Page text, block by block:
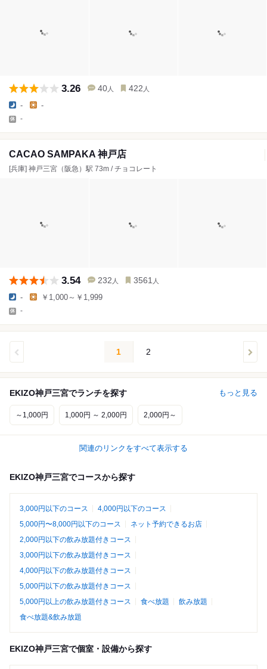
3.26 40 人 422 人
- -
-
CACAO SAMPAKA 神戸店
[兵庫] 神戸三宮（阪急）駅 73m / チョコレート
3.54 232 人 3561 人
- ￥1,000～￥1,999
-
1 2
EKIZO神戸三宮でランチを探す もっと見る
～1,000円 1,000円 ～ 2,000円 2,000円～
関連のリンクをすべて表示する
EKIZO神戸三宮でコースから探す
3,000円以下のコース
4,000円以下のコース
5,000円〜8,000円以下のコース
ネット予約できるお店
2,000円以下の飲み放題付きコース
3,000円以下の飲み放題付きコース
4,000円以下の飲み放題付きコース
5,000円以下の飲み放題付きコース
5,000円以上の飲み放題付きコース
食べ放題
飲み放題
食べ放題&飲み放題
EKIZO神戸三宮で個室・設備から探す